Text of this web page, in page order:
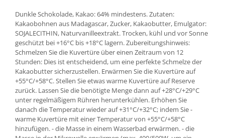
Dunkle Schokolade, Kakao: 64% mindestens. Zutaten:
Kakaobohnen aus Madagascar, Zucker, Kakaobutter, Emulgator:
SOJALECITHIN, Naturvanilleextrakt. Trocken, kühl und vor Sonne
geschützt bei +16°C bis +18°C lagern. Zubereitungshinweis:
Schmelzen Sie die Kuvertüre über einen Zeitraum von 12
Stunden: Dies ist entscheidend, um eine perfekte Schmelze der
Kakaobutter sicherzustellen. Erwärmen Sie die Kuvertüre auf
+55°C/+58°C. Stellen Sie etwas warme Kuvertüre auf Reserve
zurück. Lassen Sie die benötigte Menge dann auf +28°C/+29°C
unter regelmäßigem Rühren herunterkühlen. Erhöhen Sie
danach die Temperatur wieder auf +31°C/+32°C; indem Sie -
warme Kuvertüre mit einer Temperatur von +55°C/+58°C
hinzufügen. - die Masse in einem Wasserbad erwärmen. - die